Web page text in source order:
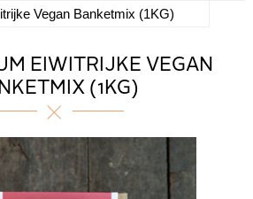
Vegan Banketmix (1KG)
EIWITRIJKE VEGAN
(1KG)